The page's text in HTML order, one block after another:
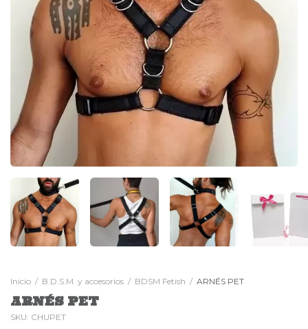
Inicio / B.D.S.M. y accesorios / BDSM Fetish / ARNÉS PET
ARNÉS PET
SKU: CHUPET